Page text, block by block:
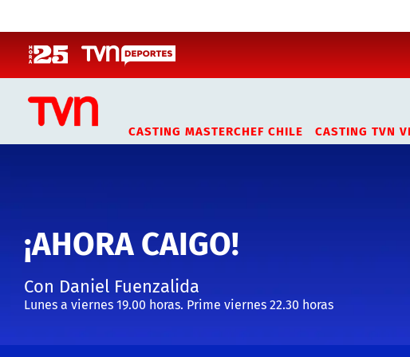
CASTING MASTERCHEF CHILE CASTING TVN
¡AHORA CAIGO!
Con Daniel Fuenzalida
Lunes a viernes 19.00 horas. Prime viernes 22.30 horas